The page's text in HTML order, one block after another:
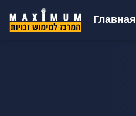
Главная